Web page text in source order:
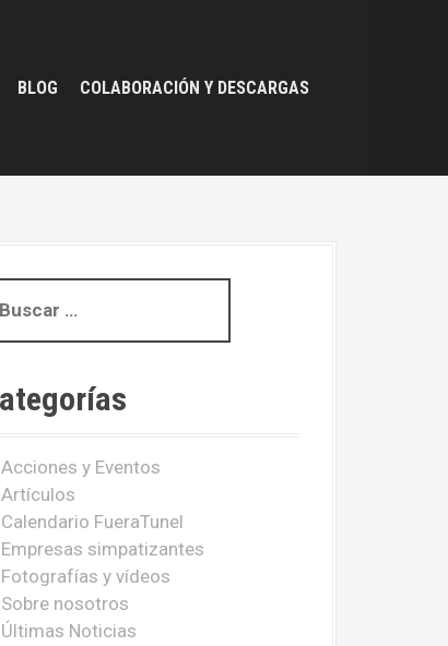
BLOG COLABORACIÓN Y DESCARGAS
Acciones y Eventos
Artículos
Calendario FueraTunel
Empresas simpatizantes
Fotografías y vídeos
Sobre nosotros
Últimas Noticias